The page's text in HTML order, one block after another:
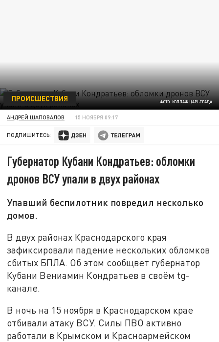
ФОТО: КОЛЛАЖ ЦАРЬГРАДА
ПРОИСШЕСТВИЯ
АНДРЕЙ ШАПОВАЛОВ 15 НОЯБРЯ 09:17
ПОДПИШИТЕСЬ:
Губернатор Кубани Кондратьев: обломки
дронов ВСУ упали в двух районах
Упавший беспилотник повредил несколько
домов.
В двух районах Краснодарского края
зафиксировали падение нескольких обломков
сбитых БПЛА. Об этом сообщвет губернатор
Кубани Вениамин Кондратьев в своём tg-
канале.
В ночь на 15 ноября в Краснодарском крае
отбивали атаку ВСУ. Силы ПВО активно
работали в Крымском и Красноармейском